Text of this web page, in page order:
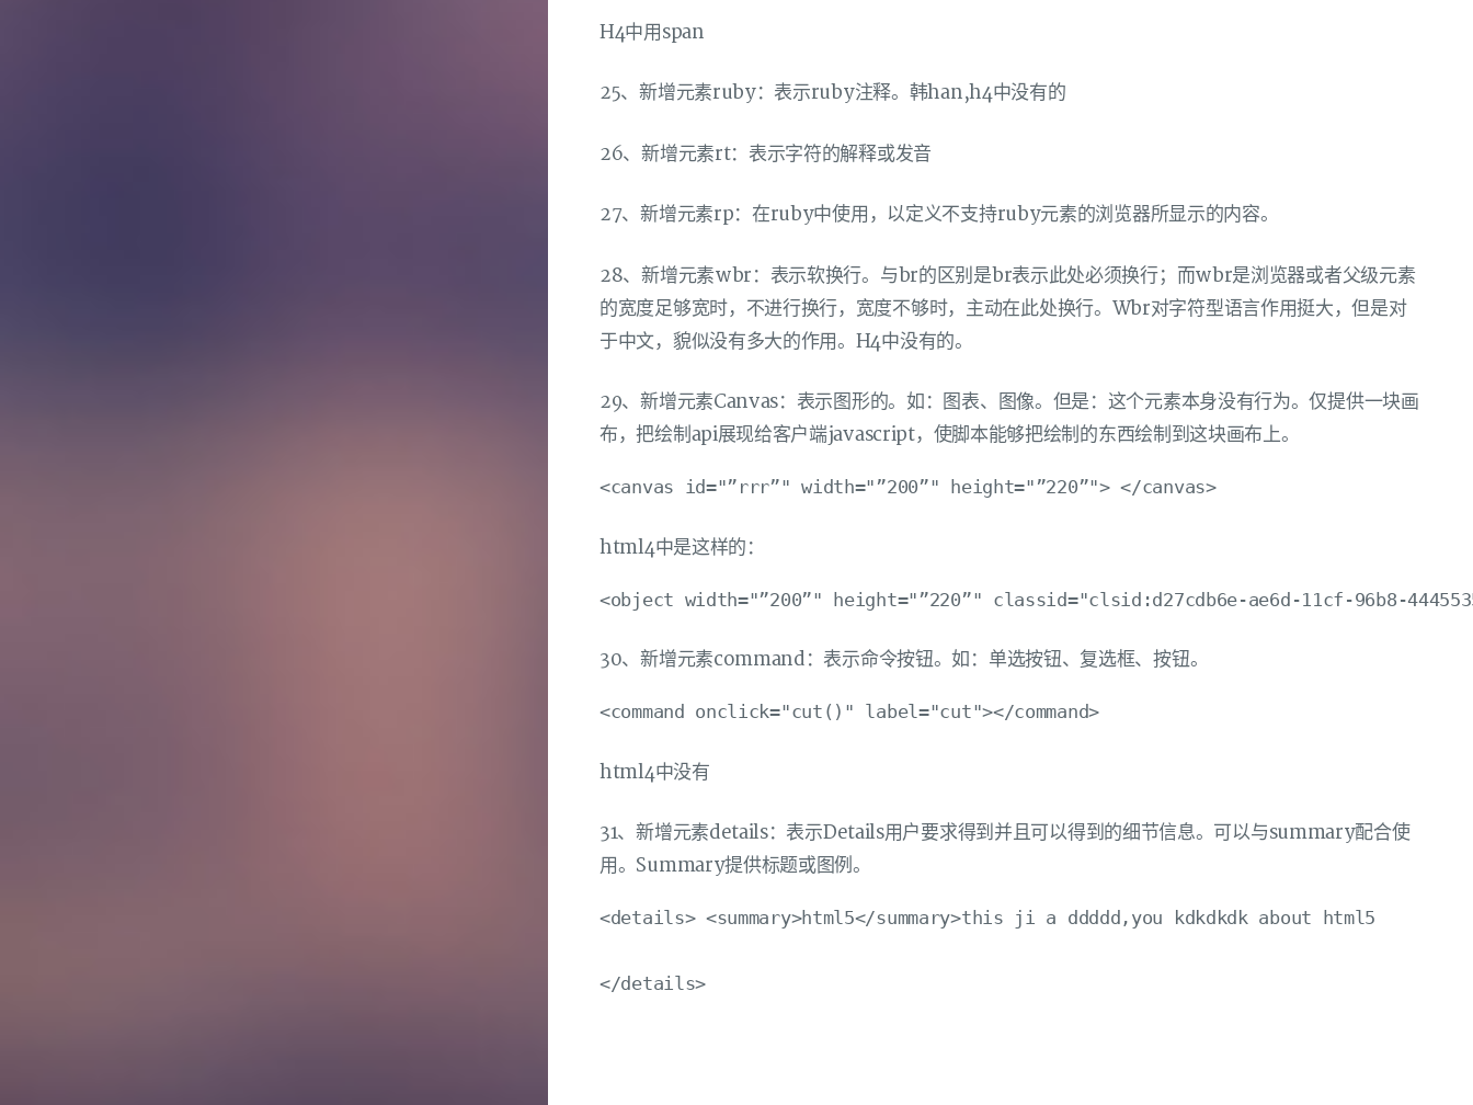
H4中用span
25、新增元素ruby：表示ruby注释。韩han,h4中没有的
26、新增元素rt：表示字符的解释或发音
27、新增元素rp：在ruby中使用，以定义不支持ruby元素的浏览器所显示的内容。
28、新增元素wbr：表示软换行。与br的区别是br表示此处必须换行；而wbr是浏览器或者父级元素
的宽度足够宽时，不进行换行，宽度不够时，主动在此处换行。Wbr对字符型语言作用挺大，但是对
于中文，貌似没有多大的作用。H4中没有的。
29、新增元素Canvas：表示图形的。如：图表、图像。但是：这个元素本身没有行为。仅提供一块画
布，把绘制api展现给客户端javascript，使脚本能够把绘制的东西绘制到这块画布上。
<canvas id="”rrr”" width="”200”" height="”220”"> </canvas>
html4中是这样的：
30、新增元素command：表示命令按钮。如：单选按钮、复选框、按钮。
<command onclick="cut()" label="cut"></command>
html4中没有
31、新增元素details：表示Details用户要求得到并且可以得到的细节信息。可以与summary配合使
用。Summary提供标题或图例。
<details> <summary>html5</summary>this ji a ddddd,you kdkdkdk about html5
</details>